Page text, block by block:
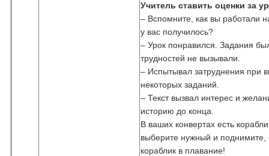
Учитель ставить оценки за
– Вспомните, как вы работали
у вас получилось?
– Урок понравился. Задания
трудностей не вызывали.
– Испытывал затруднения при
некоторых заданий.
– Текст вызвал интерес и
историю до конца.
В ваших конвертах есть
выберите нужный и поднимите,
кораблик в плавание!